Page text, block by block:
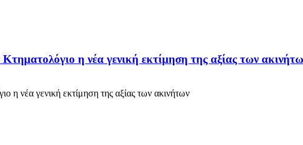
Κτηματολόγιο η νέα γενική εκτίμηση της αξίας των ακινήτων